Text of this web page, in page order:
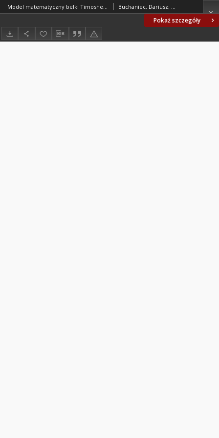
Pokaż szczegóły
Model matematyczny belki Timoshenki Buchaniec, Dariusz; Olejniczak, Maria; Delyavskyy, Mykhaylo